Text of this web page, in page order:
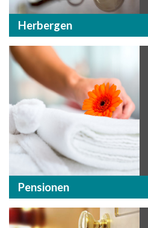
Herbergen
Pensionen